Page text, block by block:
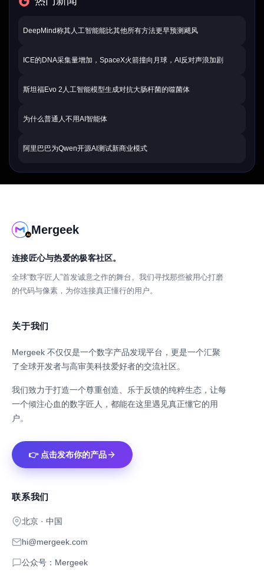
DeepMind称其人工智能能比其他所有方法更早预测飓风
ICE的DNA采集量增加，SpaceX火箭撞向月球，AI反对声浪加剧
斯坦福Evo 2人工智能模型生成对抗大肠杆菌的噬菌体
为什么普通人不用AI智能体
阿里巴巴为Qwen开源AI测试新商业模式
Mergeek
连接匠心与热爱的极客社区。
全球“数字匠人”首发诚意之作的舞台。我们寻找那些被用心打磨
的代码与像素，为你连接真正懂行的用户。
关于我们
Mergeek 不仅仅是一个数字产品发现平台，更是一个汇聚
了全球开发者与高审美科技爱好者的交流社区。
我们致力于打造一个尊重创造、乐于反馈的纯粹生态，让每
一个倾注心血的数字匠人，都能在这里遇见真正懂它的用
户。
👉 点击发布你的产品
联系我们
北京 · 中国
hi@mergeek.com
公众号：Mergeek